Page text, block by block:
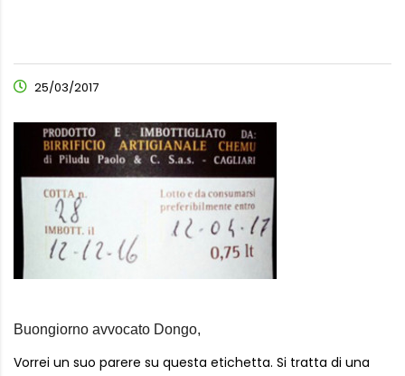
25/03/2017
Buongiorno avvocato Dongo,
Vorrei un suo parere su questa etichetta. Si tratta di una